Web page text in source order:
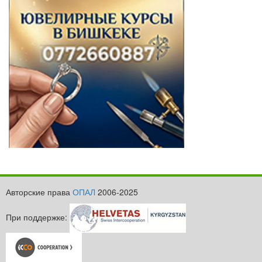
Авторские права ОПАЛ 2006-2025
При поддержке: